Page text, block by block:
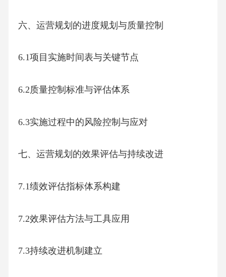
六、运营规划的进度规划与质量控制
6.1项目实施时间表与关键节点
6.2质量控制标准与评估体系
6.3实施过程中的风险控制与应对
七、运营规划的效果评估与持续改进
7.1绩效评估指标体系构建
7.2效果评估方法与工具应用
7.3持续改进机制建立